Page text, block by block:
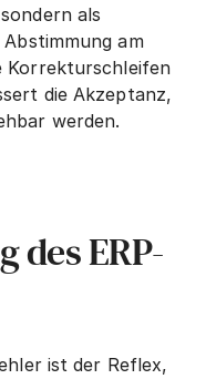
als
am
Korrekturschleifen
die Akzeptanz,
werden.
ERP-
ist der Reflex,